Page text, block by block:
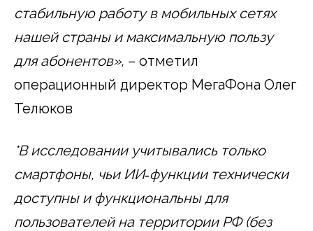
стабильную работу в мобильных сетях
нашей страны и максимальную пользу
для абонентов», – отметил
операционный директор МегаФона Олег
Телюков
*В исследовании учитывались только
смартфоны, чьи ИИ‑функции технически
доступны и функциональны для
пользователей на территории РФ (без